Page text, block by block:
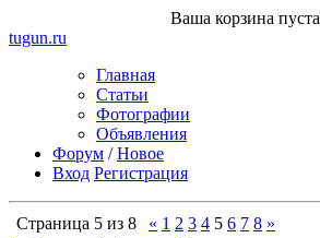
Ваша корзина пуста
tugun.ru
Главная
Статьи
Фотографии
Объявления
Форум /Новое
Вход Регистрация
Страница 5 из 8 « 1 2 3 4 5 6 7 8 »